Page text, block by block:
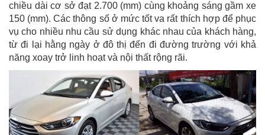
chiều dài cơ sở đạt 2.700 (mm) cùng khoảng sáng gầm xe
150 (mm). Các thông số ở mức tốt va rất thích hợp để phục
vụ cho nhiều nhu cầu sử dụng khác nhau của khách hàng,
từ đi lại hằng ngày ở đô thị đến đi đường trường với khả
năng xoay trở linh hoạt và nội thất rộng rãi.